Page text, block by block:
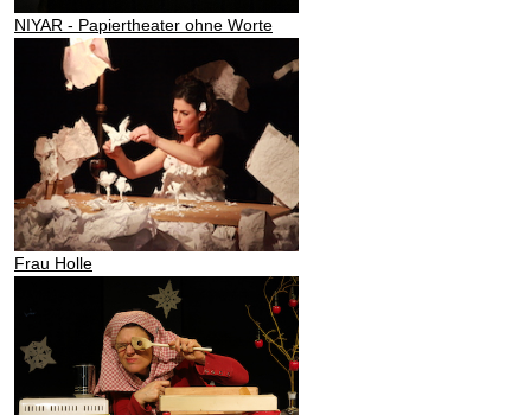
NIYAR - Papiertheater ohne Worte
Frau Holle